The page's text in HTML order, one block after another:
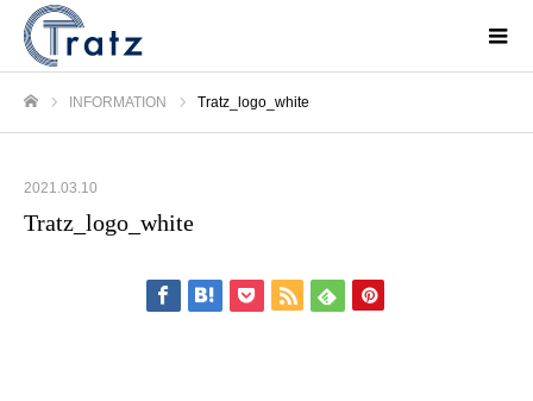
INFORMATION Tratz_logo_white
2021.03.10
Tratz_logo_white